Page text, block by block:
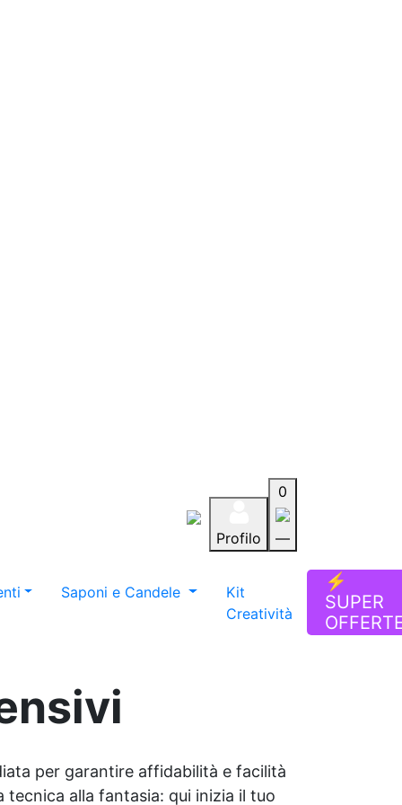
Profilo
0
—
Saponi e Candele
Kit
Creatività
⚡
SUPER
per garantire affidabilità e facilità
tecnica alla fantasia: qui inizia il tuo